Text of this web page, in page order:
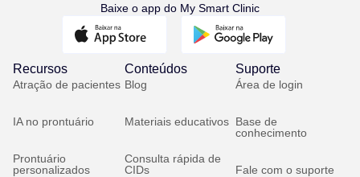
Baixe o app do My Smart Clinic
Recursos
Atração de pacientes
IA no prontuário
Prontuário
personalizados
Conteúdos
Blog
Materiais educativos
Consulta rápida de
CIDs
Suporte
Área de login
Base de
conhecimento
Fale com o suporte